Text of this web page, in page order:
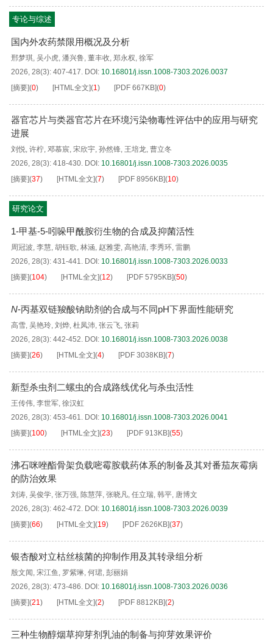
专论与综述
国内外农药禁限用概况及分析
邢梦琪, 吴小虎, 潘兴鲁, 董丰收, 郑永权, 徐军
2026, 28(3): 407-417. DOI: 10.16801/j.issn.1008-7303.2026.0037
[摘要](0) [HTML全文](1) [PDF 667KB](0)
器官芯片与类器官芯片在环境污染物毒性评估中的应用与研究
进展
刘悦, 许柠, 邓慕宸, 宋欣宇, 孙然锋, 王培龙, 曹立冬
2026, 28(3): 418-430. DOI: 10.16801/j.issn.1008-7303.2026.0035
[摘要](37) [HTML全文](7) [PDF 8956KB](10)
研究论文
1-甲基-5-吲哚甲酰胺衍生物的合成及抑菌活性
周冠波, 李慧, 胡钰歌, 林涵, 赵雅雯, 高艳清, 李秀环, 雷鹏
2026, 28(3): 431-441. DOI: 10.16801/j.issn.1008-7303.2026.0033
[摘要](104) [HTML全文](12) [PDF 5795KB](50)
N-丙基双链羧酸钠助剂的合成与不同pH下界面性能研究
高雪, 吴艳玲, 刘烨, 杜凤沛, 张云飞, 张莉
2026, 28(3): 442-452. DOI: 10.16801/j.issn.1008-7303.2026.0038
[摘要](26) [HTML全文](4) [PDF 3038KB](7)
新型杀虫剂二螺虫的合成路线优化与杀虫活性
王传伟, 李世军, 徐汉虹
2026, 28(3): 453-461. DOI: 10.16801/j.issn.1008-7303.2026.0041
[摘要](100) [HTML全文](23) [PDF 913KB](55)
沸石咪唑酯骨架负载嘧霉胺载药体系的制备及其对番茄灰霉病
的防治效果
刘涛, 吴俊学, 张万强, 陈慧萍, 张晓凡, 任立瑞, 韩平, 唐博文
2026, 28(3): 462-472. DOI: 10.16801/j.issn.1008-7303.2026.0039
[摘要](66) [HTML全文](19) [PDF 2626KB](37)
银杏酸对立枯丝核菌的抑制作用及其转录组分析
殷文闻 , 宋江鱼 , 罗紫琳, 何珺, 彭丽娟
2026, 28(3): 473-486. DOI: 10.16801/j.issn.1008-7303.2026.0036
[摘要](21) [HTML全文](2) [PDF 8812KB](2)
三种生物醇烟草抑芽剂乳油的制备与抑芽效果评价